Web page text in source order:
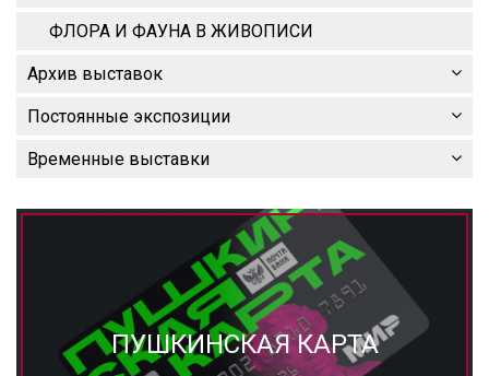
ФЛОРА И ФАУНА В ЖИВОПИСИ
Архив выставок
Постоянные экспозиции
Временные выставки
ПУШКИНСКАЯ КАРТА